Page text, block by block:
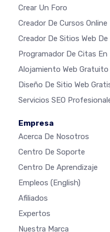
Crear Un Foro
Creador De Cursos Online
Creador De Sitios Web
Programador De Citas En
Alojamiento Web Gratuito
Diseño De Sitio Web
Servicios SEO
Empresa
Acerca De Nosotros
Centro De Soporte
Centro De Aprendizaje
Empleos (English)
Afiliados
Expertos
Nuestra Marca